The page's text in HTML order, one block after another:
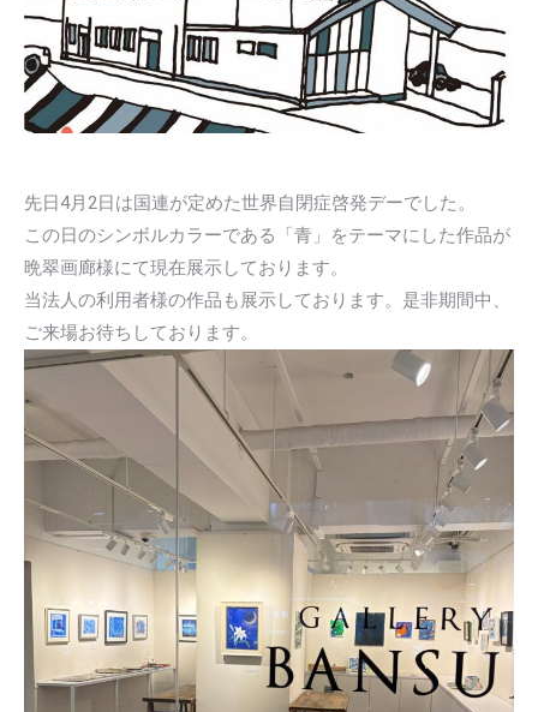
先日4月2日は国連が定めた世界自閉症啓発デーでした。
この日のシンボルカラーである「青」をテーマにした作品が
晩翠画廊様にて現在展示しております。
当法人の利用者様の作品も展示しております。是非期間中、
ご来場お待ちしております。